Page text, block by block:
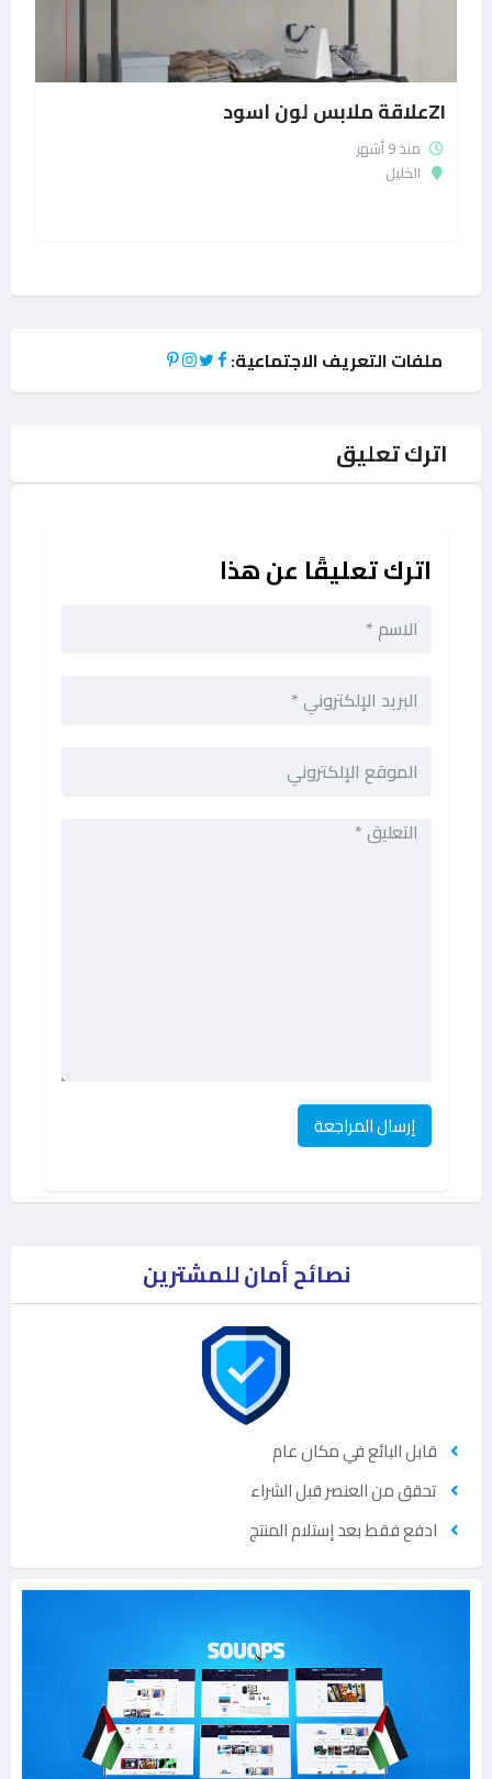
ZIعلاقة ملابس لون اسود
منذ 9 أشهر
الخليل
ملفات التعريف الاجتماعية:
اترك تعليق
اترك تعليقًا عن هذا
نصائح أمان للمشترين
قابل البائع في مكان عام
تحقق من العنصر قبل الشراء
ادفع فقط بعد إستلام المنتج